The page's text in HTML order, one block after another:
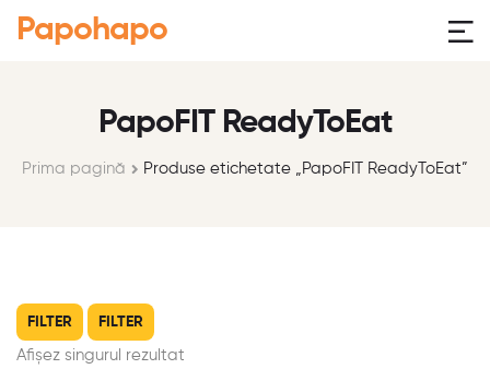
Papohapo
PapoFIT ReadyToEat
Prima pagină Produse etichetate „PapoFIT ReadyToEat”
FILTER FILTER
Afișez singurul rezultat